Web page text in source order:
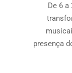
De 6
presença